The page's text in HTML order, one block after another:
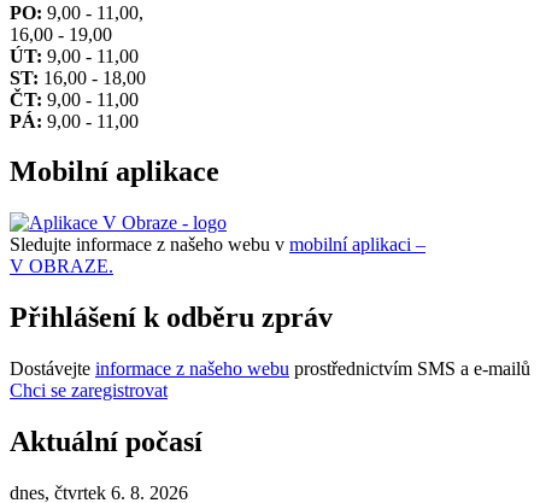
PO: 9,00 - 11,00,
16,00 - 19,00
ÚT: 9,00 - 11,00
ST: 16,00 - 18,00
ČT: 9,00 - 11,00
PÁ: 9,00 - 11,00
Mobilní aplikace
Sledujte informace z našeho webu v mobilní aplikaci –
V OBRAZE.
Přihlášení k odběru zpráv
Dostávejte informace z našeho webu prostřednictvím SMS a e-mailů
Chci se zaregistrovat
Aktuální počasí
dnes, čtvrtek 6. 8. 2026